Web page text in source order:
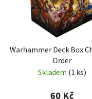
Warhammer Deck Box
Order
Skladem (1 ks)
60 Kč